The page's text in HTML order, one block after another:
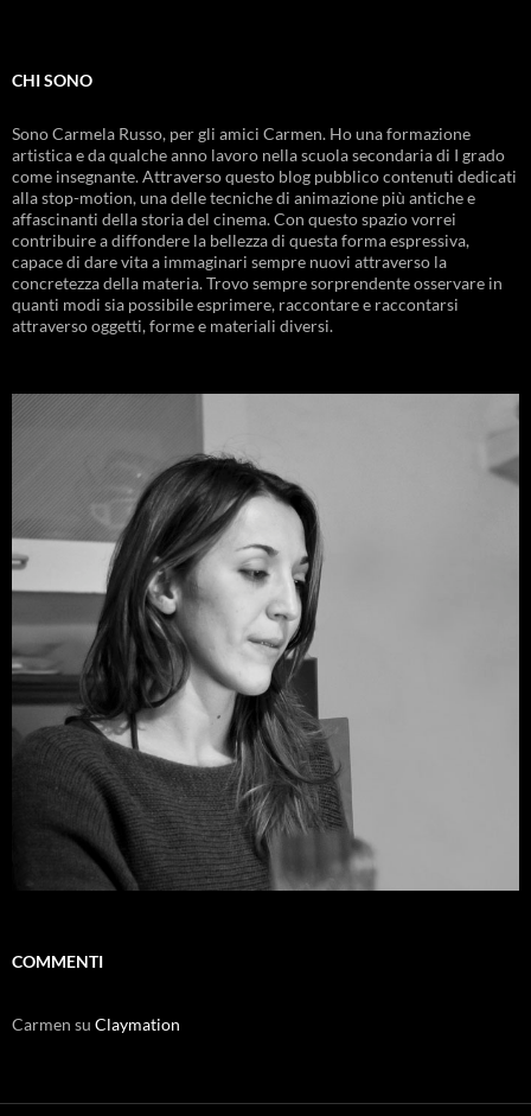
CHI SONO
Sono Carmela Russo, per gli amici Carmen. Ho una formazione
artistica e da qualche anno lavoro nella scuola secondaria di I grado
come insegnante. Attraverso questo blog pubblico contenuti dedicati
alla stop-motion, una delle tecniche di animazione più antiche e
affascinanti della storia del cinema. Con questo spazio vorrei
contribuire a diffondere la bellezza di questa forma espressiva,
capace di dare vita a immaginari sempre nuovi attraverso la
concretezza della materia. Trovo sempre sorprendente osservare in
quanti modi sia possibile esprimere, raccontare e raccontarsi
attraverso oggetti, forme e materiali diversi.
COMMENTI
Carmen su Claymation